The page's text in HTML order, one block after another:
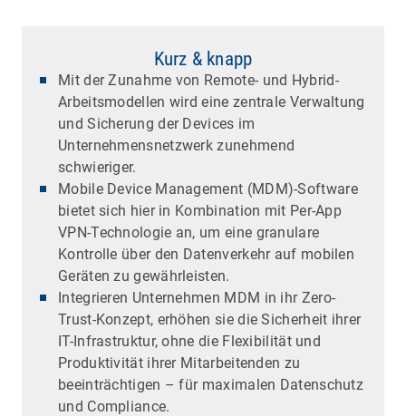
Kurz & knapp
Mit der Zunahme von Remote- und Hybrid-
Arbeitsmodellen wird eine zentrale Verwaltung
und Sicherung der Devices im
Unternehmensnetzwerk zunehmend
schwieriger.
Mobile Device Management (MDM)-Software
bietet sich hier in Kombination mit Per-App
VPN-Technologie an, um eine granulare
Kontrolle über den Datenverkehr auf mobilen
Geräten zu gewährleisten.
Integrieren Unternehmen MDM in ihr Zero-
Trust-Konzept, erhöhen sie die Sicherheit ihrer
IT-Infrastruktur, ohne die Flexibilität und
Produktivität ihrer Mitarbeitenden zu
beeinträchtigen – für maximalen Datenschutz
und Compliance.